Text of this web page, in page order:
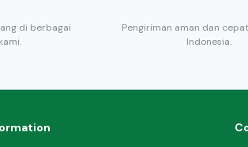
di berbagai
Pengiriman aman dan
Indonesia.